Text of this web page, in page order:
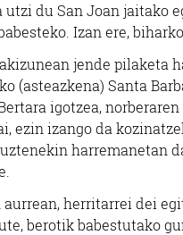
du San Joan jaitako
Izan ere,
jende pilaketa
(asteazkena) Santa
igotzea,
ezin izango da
harremanetan
herritarrei dei
berotik babestutako